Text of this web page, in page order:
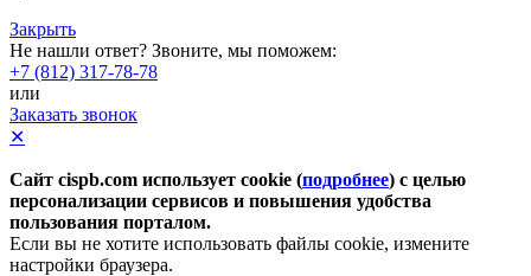
Закрыть
Не нашли ответ? Звоните, мы поможем:
+7 (812) 317-78-78
или
Заказать звонок
✕
Сайт cispb.com использует cookie (подробнее) с целью
персонализации сервисов и повышения удобства
пользования порталом.
Если вы не хотите использовать файлы cookie, измените
настройки браузера.